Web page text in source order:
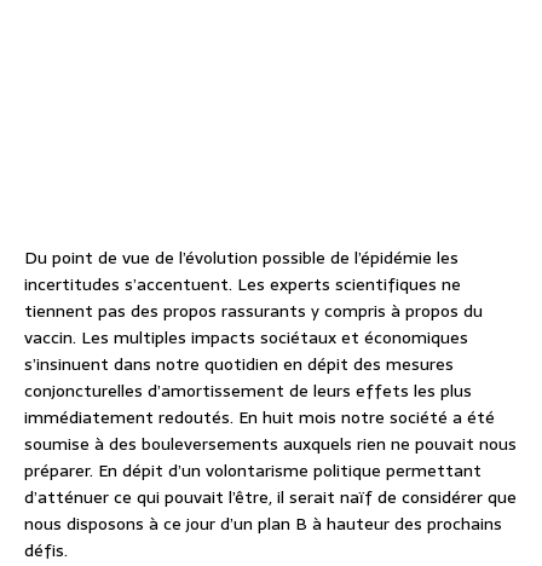
Du point de vue de l’évolution possible de l’épidémie les
incertitudes s’accentuent. Les experts scientifiques ne
tiennent pas des propos rassurants y compris à propos du
vaccin. Les multiples impacts sociétaux et économiques
s’insinuent dans notre quotidien en dépit des mesures
conjoncturelles d’amortissement de leurs effets les plus
immédiatement redoutés. En huit mois notre société a été
soumise à des bouleversements auxquels rien ne pouvait nous
préparer. En dépit d’un volontarisme politique permettant
d’atténuer ce qui pouvait l’être, il serait naïf de considérer que
nous disposons à ce jour d’un plan B à hauteur des prochains
défis.